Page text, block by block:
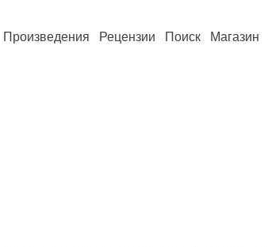
Произведения Рецензии Поиск Магазин